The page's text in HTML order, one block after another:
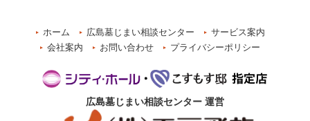
ホーム 広島墓じまい相談センター
サービス案内
会社案内
お問い合わせ プライバシーポリシー
広島墓じまい相談センター 運営